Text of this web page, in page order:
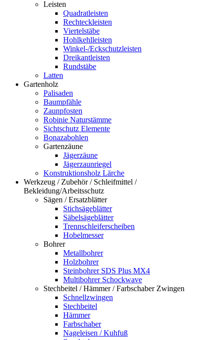
Leisten
Quadratleisten
Rechteckleisten
Viertelstäbe
Hohlkehlleisten
Winkel-/Eckschutzleisten
Dreikantleisten
Rundstäbe
Latten
Gartenholz
Palisaden
Baumpfähle
Zaunpfosten
Robinie Naturstämme
Sichtschutz Elemente
Bonazabohlen
Gartenzäune
Jägerzäune
Jägerzaunriegel
Konstruktionsholz Lärche
Werkzeug / Zubehör / Schleifmittel /
Bekleidung/Arbeitsschutz
Sägen / Ersatzblätter
Stichsägeblätter
Säbelsägeblätter
Trennschleiferscheiben
Hobelmesser
Bohrer
Metallbohrer
Holzbohrer
Steinbohrer SDS Plus MX4
Multibohrer Schockwave
Stechbeitel / Hämmer / Farbschaber Zwingen
Schnellzwingen
Stechbeitel
Hämmer
Farbschaber
Nageleisen / Kuhfuß